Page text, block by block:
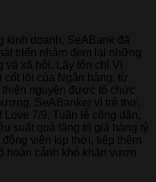
kinh doanh, SeABank đã
triển nhằm đem lại những
và xã hội. Lấy tôn chỉ Vì
cốt lõi của Ngân hàng, từ
thiện nguyện được tổ chức
SeABanker vì trẻ thơ,
7/9, Tuần lễ công dân,
suất quà tặng trị giá hàng tỷ
viên kịp thời, tiếp thêm
hoàn cảnh khó khăn vươn